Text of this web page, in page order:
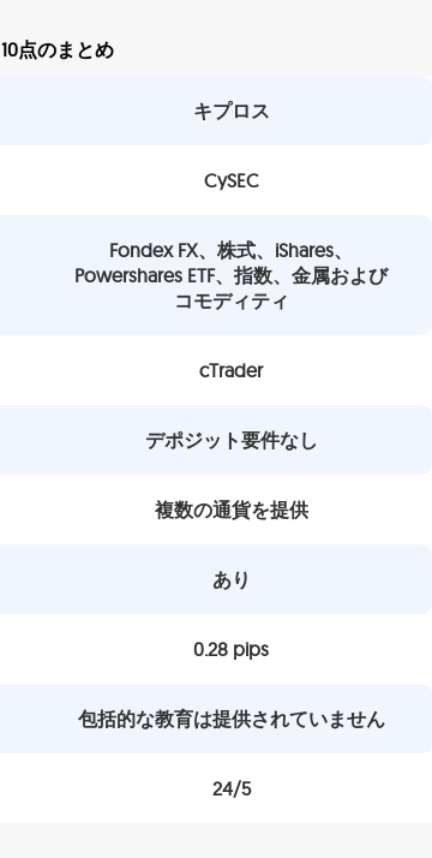
10点のまとめ
キプロス
CySEC
Fondex FX、株式、iShares、
Powershares ETF、指数、金属および
コモディティ
cTrader
デポジット要件なし
複数の通貨を提供
あり
0.28 pips
包括的な教育は提供されていません
24/5